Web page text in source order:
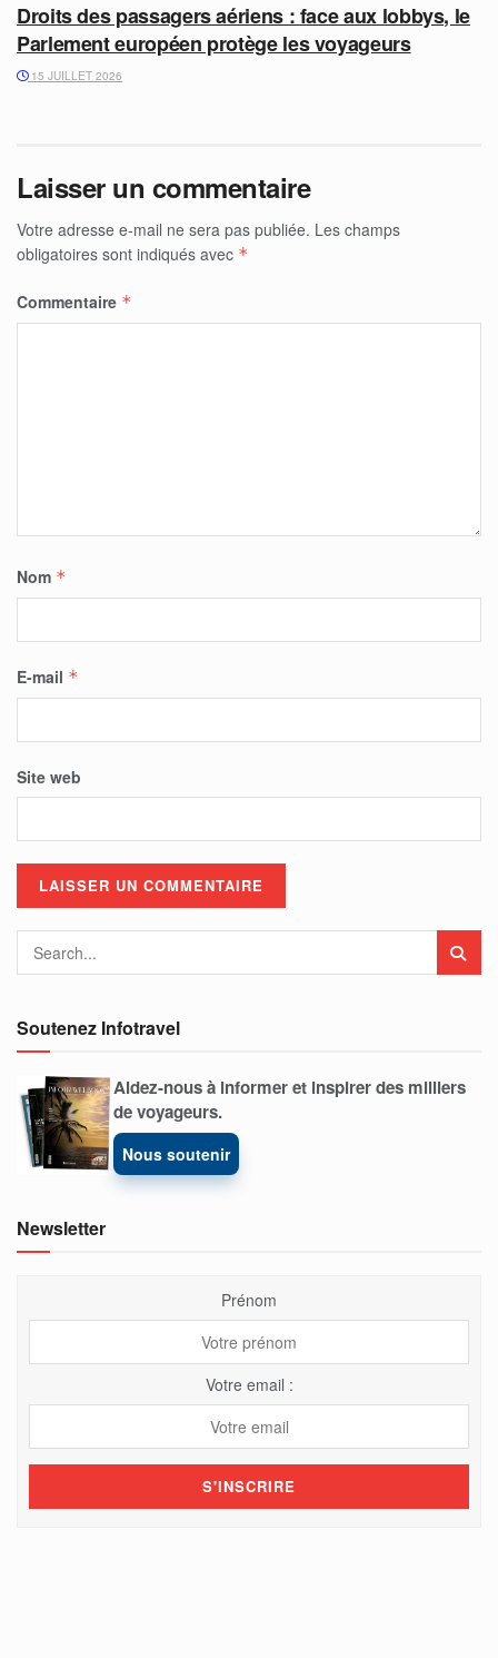
Droits des passagers aériens : face aux lobbys, le
Parlement européen protège les voyageurs
15 JUILLET 2026
Laisser un commentaire
Votre adresse e-mail ne sera pas publiée. Les champs
obligatoires sont indiqués avec *
Commentaire *
Nom *
E-mail *
Site web
Soutenez Infotravel
Aidez-nous à informer et inspirer des milliers
de voyageurs.
Nous soutenir
Newsletter
Prénom
Votre email :